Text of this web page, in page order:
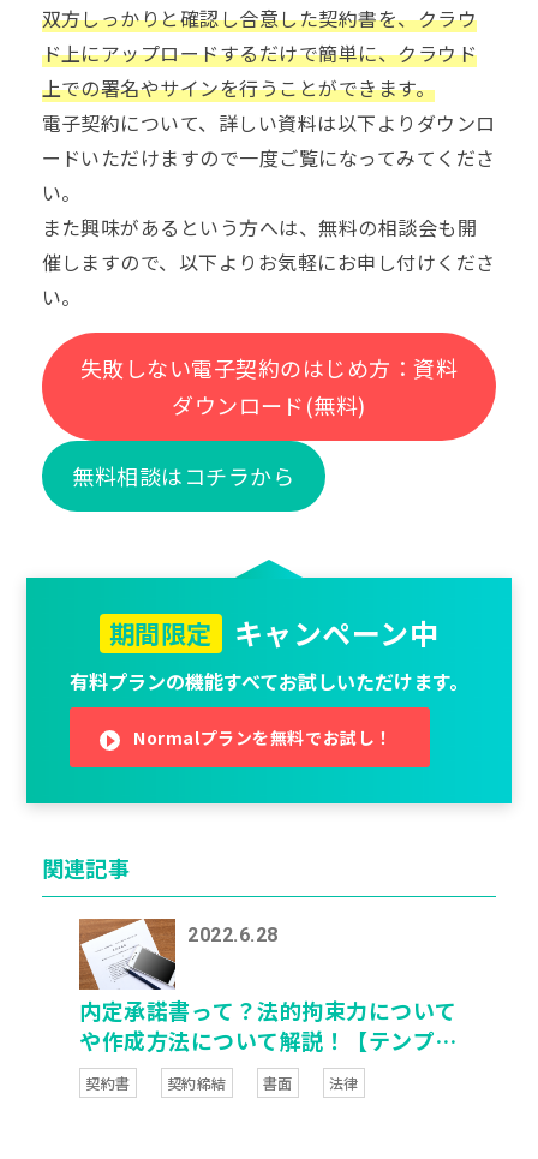
双方しっかりと確認し合意した契約書を、クラウ
ド上にアップロードするだけで簡単に、クラウド
上での署名やサインを行うことができます。
電子契約について、詳しい資料は以下よりダウンロ
ードいただけますので一度ご覧になってみてくださ
い。
また興味があるという方へは、無料の相談会も開
催しますので、以下よりお気軽にお申し付けくださ
い。
失敗しない電子契約のはじめ方：資料
ダウンロード(無料)
無料相談はコチラから
期間限定 キャンペーン中
有料プランの機能すべてお試しいただけます。
Normalプランを無料でお試し！
関連記事
2022.6.28
内定承諾書って？法的拘束力について
や作成方法について解説！【テンプレ
ート付き】
契約書 契約締結 書面 法律